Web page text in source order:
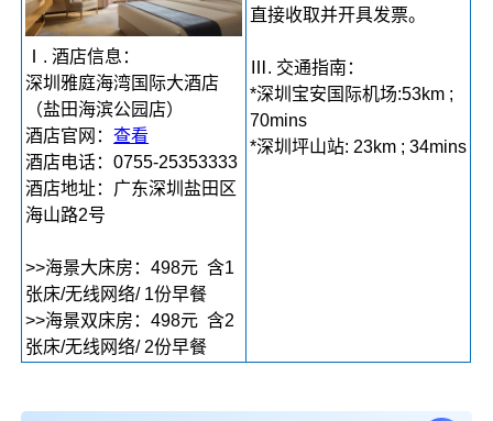
Ⅰ. 酒店信息：
深圳雅庭海湾国际大酒店
（盐田海滨公园店）
酒店官网：查看
酒店电话：0755-25353333
酒店地址：广东深圳盐田区
海山路2号
>>海景大床房：498元 含1
张床/无线网络/ 1份早餐
>>海景双床房：498元 含2
张床/无线网络/ 2份早餐
直接收取并开具发票。
Ⅲ. 交通指南：
*深圳宝安国际机场:53km ;
70mins
*深圳坪山站: 23km ; 34mins